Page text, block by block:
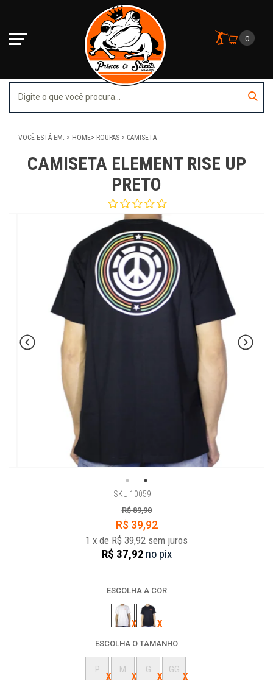
0
VOCÊ ESTÁ EM: HOME ROUPAS CAMISETA
CAMISETA ELEMENT RISE UP
PRETO
SKU 10059
R$ 89,90
R$ 39,92
1 x de R$ 39,92 sem juros
R$ 37,92 no pix
ESCOLHA A COR
ESCOLHA O TAMANHO
P M G GG